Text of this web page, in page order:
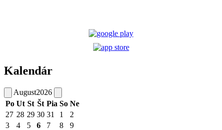
Kalendár
August2026
Po Ut St Št Pia So Ne
27 28 29 30 31 1
2
3
4 5 6 7 8
9